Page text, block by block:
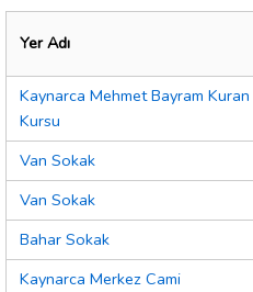
Yer Adı
Kaynarca Mehmet Bayram Kuran
Kursu
Van Sokak
Van Sokak
Bahar Sokak
Kaynarca Merkez Cami